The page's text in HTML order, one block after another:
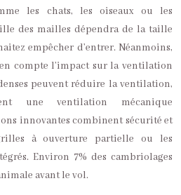
les chats, les oiseaux ou les
des mailles dépendra de la taille
empêcher d’entrer. Néanmoins,
compte l’impact sur la ventilation
peuvent réduire la ventilation,
une ventilation mécanique
innovantes combinent sécurité et
à ouverture partielle ou les
Environ 7% des cambriolages
avant le vol.